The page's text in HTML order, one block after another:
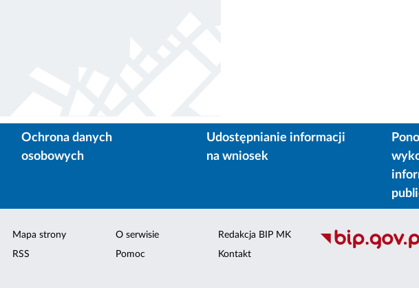
Ochrona danych
osobowych
Udostępnianie informacji
na wniosek
Mapa strony
RSS
O serwisie
Pomoc
Redakcja BIP MK
Kontakt